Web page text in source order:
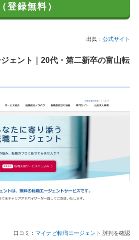
（登録無料）
出典： 公式サイト
ェント｜20代・第二新卒の富山転
口コミ： マイナビ転職エージェント 評判を確認